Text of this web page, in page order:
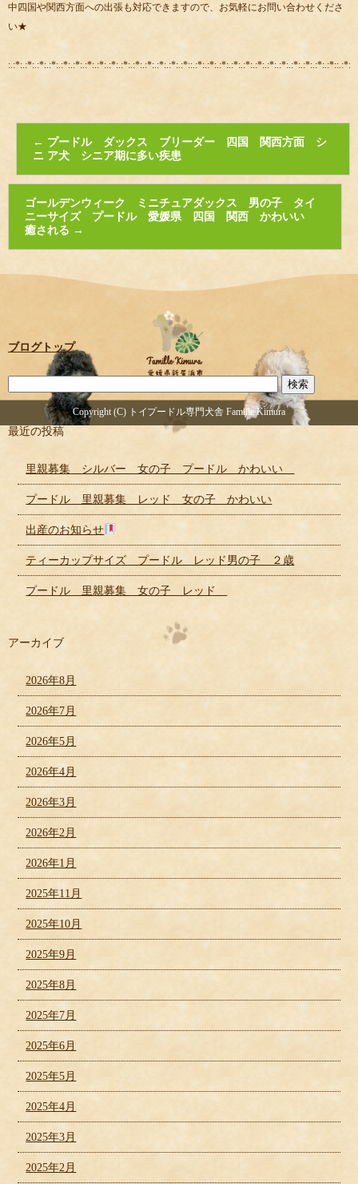
中四国や関西方面への出張も対応できますので、お気軽にお問い合わせくださ
い★
:.:*:.:*:.:*:.:*:.:*:.:*:.:*:.:*:.:*:.:*:.:*:.:*:.:*:.:*:.:*::.:*:.:*:.:*:.:*:.:*:.:*:.:*:.:*:.:*:.:*:.:*:.:*::.:*:.:
← プードル ダックス ブリーダー 四国 関西方面 シ
ニ ア犬 シニア期に多い疾患
ゴールデンウィーク ミニチュアダックス 男の子 タイ
ニーサイズ プードル 愛媛県 四国 関西 かわいい
癒される →
Copyright (C) トイプードル専門犬舎 Famille Kimura
ブログトップ
最近の投稿
里親募集 シルバー 女の子 プードル かわいい
プードル 里親募集 レッド 女の子 かわいい
出産のお知らせ
ティーカップサイズ プードル レッド男の子 ２歳
プードル 里親募集 女の子 レッド
アーカイブ
2026年8月
2026年7月
2026年5月
2026年4月
2026年3月
2026年2月
2026年1月
2025年11月
2025年10月
2025年9月
2025年8月
2025年7月
2025年6月
2025年5月
2025年4月
2025年3月
2025年2月